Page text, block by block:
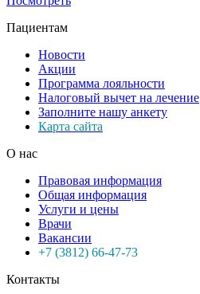
Пациентам
Новости
Акции
Программа лояльности
Налоговый вычет на лечение
Заполните нашу анкету
Карта сайта
О нас
Правовая информация
Общая информация
Услуги и цены
Врачи
Вакансии
+7 (3812) 66-47-73
Контакты